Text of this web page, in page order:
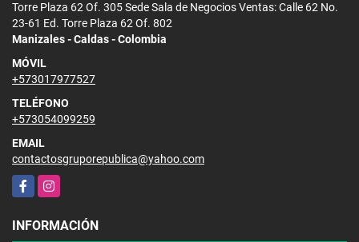
Torre Plaza 62 Of. 305 Sede Sala de Negocios Ventas: Calle 62 No.
23-61 Ed. Torre Plaza 62 Of. 802
Manizales - Caldas - Colombia
MÓVIL
+573017977527
TELÉFONO
+573054099259
EMAIL
contactosgruporepublica@yahoo.com
FacebookInstagram
INFORMACIÓN